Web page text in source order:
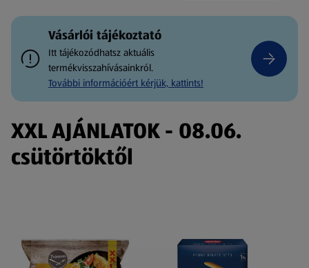
Vásárlói tájékoztató
Itt tájékozódhatsz aktuális
termékvisszahívásainkról.
További információért kérjük, kattints!
XXL AJÁNLATOK - 08.06.
csütörtöktől